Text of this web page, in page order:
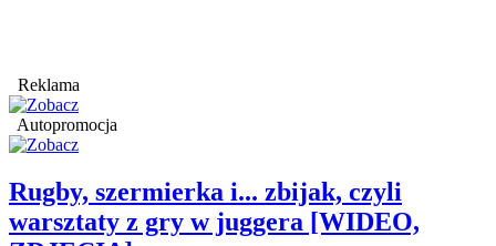
Reklama
Autopromocja
Rugby, szermierka i... zbijak, czyli
warsztaty z gry w juggera [WIDEO,